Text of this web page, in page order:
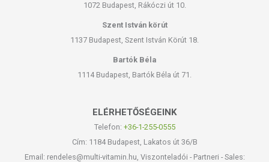
1072 Budapest, Rákóczi út 10.
Szent István körút
1137 Budapest, Szent István Körút 18.
Bartók Béla
1114 Budapest, Bartók Béla út 71.
ELÉRHETŐSÉGEINK
Telefon: +36-1-255-0555
Cím: 1184 Budapest, Lakatos út 36/B
Email: rendeles@multi-vitamin.hu, Viszonteladói - Partneri - Sales: